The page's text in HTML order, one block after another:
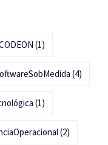
(1)
(4)
(1)
(2)